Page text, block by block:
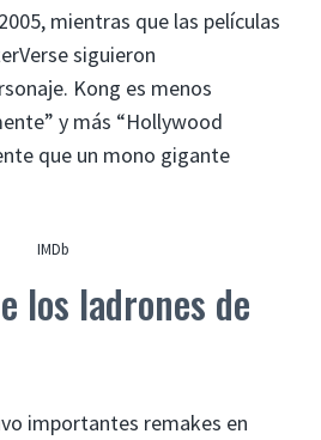
mientras que las películas
siguieron
Kong es menos
y más “Hollywood
que un mono gigante
IMDb
los ladrones de
importantes remakes en